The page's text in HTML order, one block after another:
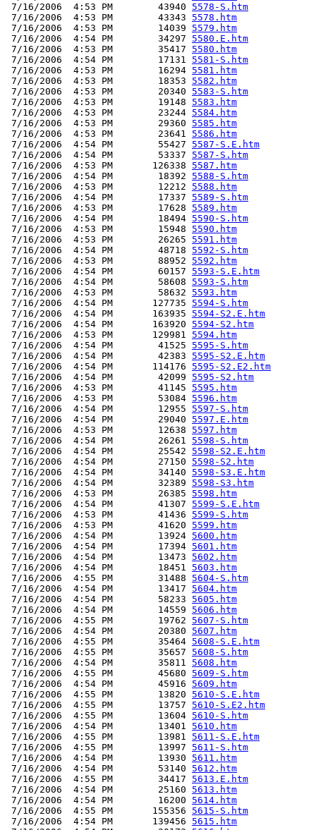
7/16/2006  4:53 PM        43940 5578-S.htm
7/16/2006  4:53 PM        43343 5578.htm
7/16/2006  4:53 PM        14039 5579.htm
7/16/2006  4:54 PM        34297 5580.E.htm
7/16/2006  4:53 PM        35417 5580.htm
7/16/2006  4:54 PM        17131 5581-S.htm
7/16/2006  4:53 PM        16294 5581.htm
7/16/2006  4:53 PM        18353 5582.htm
7/16/2006  4:53 PM        20340 5583-S.htm
7/16/2006  4:53 PM        19148 5583.htm
7/16/2006  4:53 PM        23244 5584.htm
7/16/2006  4:53 PM        29360 5585.htm
7/16/2006  4:53 PM        23641 5586.htm
7/16/2006  4:54 PM        55427 5587-S.E.htm
7/16/2006  4:54 PM        53337 5587-S.htm
7/16/2006  4:53 PM       126338 5587.htm
7/16/2006  4:54 PM        18392 5588-S.htm
7/16/2006  4:53 PM        12212 5588.htm
7/16/2006  4:54 PM        17337 5589-S.htm
7/16/2006  4:53 PM        17628 5589.htm
7/16/2006  4:54 PM        18494 5590-S.htm
7/16/2006  4:53 PM        15948 5590.htm
7/16/2006  4:53 PM        26265 5591.htm
7/16/2006  4:54 PM        48718 5592-S.htm
7/16/2006  4:53 PM        88952 5592.htm
7/16/2006  4:54 PM        60157 5593-S.E.htm
7/16/2006  4:54 PM        58608 5593-S.htm
7/16/2006  4:53 PM        58632 5593.htm
7/16/2006  4:54 PM       127735 5594-S.htm
7/16/2006  4:54 PM       163935 5594-S2.E.htm
7/16/2006  4:54 PM       163920 5594-S2.htm
7/16/2006  4:53 PM       129981 5594.htm
7/16/2006  4:54 PM        41525 5595-S.htm
7/16/2006  4:54 PM        42383 5595-S2.E.htm
7/16/2006  4:54 PM       114176 5595-S2.E2.htm
7/16/2006  4:54 PM        42099 5595-S2.htm
7/16/2006  4:53 PM        41145 5595.htm
7/16/2006  4:53 PM        53084 5596.htm
7/16/2006  4:54 PM        12955 5597-S.htm
7/16/2006  4:54 PM        29040 5597.E.htm
7/16/2006  4:53 PM        12638 5597.htm
7/16/2006  4:54 PM        26261 5598-S.htm
7/16/2006  4:54 PM        25542 5598-S2.E.htm
7/16/2006  4:54 PM        27150 5598-S2.htm
7/16/2006  4:54 PM        34140 5598-S3.E.htm
7/16/2006  4:54 PM        32389 5598-S3.htm
7/16/2006  4:53 PM        26385 5598.htm
7/16/2006  4:54 PM        41307 5599-S.E.htm
7/16/2006  4:53 PM        41436 5599-S.htm
7/16/2006  4:53 PM        41620 5599.htm
7/16/2006  4:54 PM        13924 5600.htm
7/16/2006  4:54 PM        17394 5601.htm
7/16/2006  4:54 PM        13473 5602.htm
7/16/2006  4:54 PM        18451 5603.htm
7/16/2006  4:55 PM        31488 5604-S.htm
7/16/2006  4:54 PM        13417 5604.htm
7/16/2006  4:54 PM        58233 5605.htm
7/16/2006  4:54 PM        14559 5606.htm
7/16/2006  4:55 PM        19762 5607-S.htm
7/16/2006  4:54 PM        20380 5607.htm
7/16/2006  4:55 PM        35464 5608-S.E.htm
7/16/2006  4:55 PM        35657 5608-S.htm
7/16/2006  4:54 PM        35811 5608.htm
7/16/2006  4:55 PM        45680 5609-S.htm
7/16/2006  4:54 PM        45916 5609.htm
7/16/2006  4:55 PM        13820 5610-S.E.htm
7/16/2006  4:55 PM        13757 5610-S.E2.htm
7/16/2006  4:55 PM        13604 5610-S.htm
7/16/2006  4:54 PM        13401 5610.htm
7/16/2006  4:55 PM        13981 5611-S.E.htm
7/16/2006  4:55 PM        13997 5611-S.htm
7/16/2006  4:54 PM        13930 5611.htm
7/16/2006  4:54 PM        53140 5612.htm
7/16/2006  4:55 PM        34417 5613.E.htm
7/16/2006  4:54 PM        25160 5613.htm
7/16/2006  4:54 PM        16200 5614.htm
7/16/2006  4:55 PM       155356 5615-S.htm
7/16/2006  4:54 PM       139456 5615.htm